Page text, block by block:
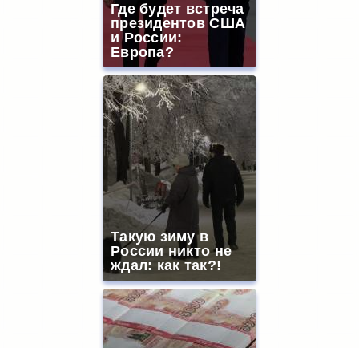
Где будет встреча
президентов США
и России:
Европа?
Такую зиму в
России никто не
ждал: как так?!